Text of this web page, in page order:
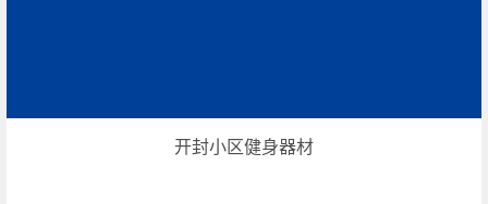
开封小区健身器材